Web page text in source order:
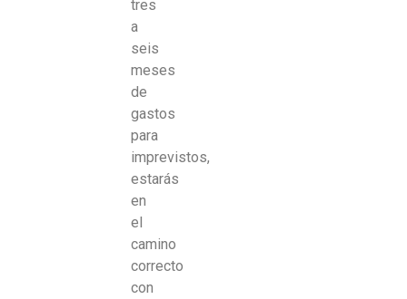
tres
a
seis
meses
de
gastos
para
imprevistos,
estarás
en
el
camino
correcto
con